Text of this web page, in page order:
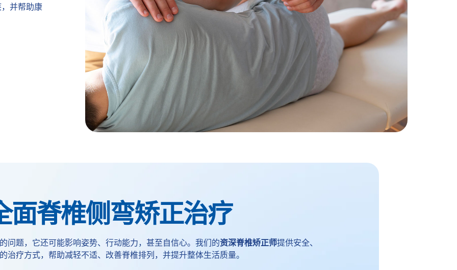
并帮助康
面脊椎侧弯矫正治疗
问题，它还可能影响姿势、行动能力，甚至自信心。我们的资深脊椎矫正师提供安全、
治疗方式，帮助减轻不适、改善脊椎排列，并提升整体生活质量。